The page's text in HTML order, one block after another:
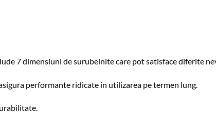
7 dimensiuni de surubelnite care pot satisface diferite
performante ridicate in utilizarea pe termen lung.